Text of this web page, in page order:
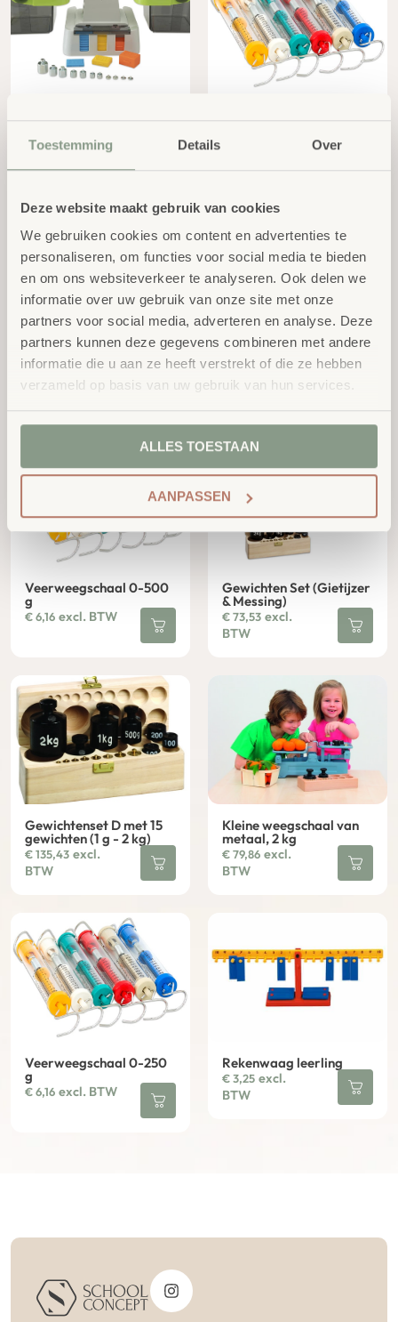
Toestemming Details Over
Deze website maakt gebruik van cookies
We gebruiken cookies om content en advertenties te
personaliseren, om functies voor social media te bieden
en om ons websiteverkeer te analyseren. Ook delen we
informatie over uw gebruik van onze site met onze
partners voor social media, adverteren en analyse. Deze
partners kunnen deze gegevens combineren met andere
informatie die u aan ze heeft verstrekt of die ze hebben
verzameld op basis van uw gebruik van hun services.
ALLES TOESTAAN
AANPASSEN
gewichten (groen)
€37,79 excl.
3000 g
excl. BTW
Veerweegschaal 0 -
2000 g
€ 6,16 excl. BTW
Veerweegschaal 0 -
1000 g
€6,16 excl. BTW
Veerweegschaal 0-500
g
€6,16 excl. BTW
Gewichten Set (Gietijzer
& Messing)
€73,53 excl.
BTW
Gewichtenset D met 15
gewichten (1 g - 2 kg)
€135,43 excl.
BTW
Kleine weegschaal van
metaal, 2 kg
€79,86 excl.
BTW
Veerweegschaal 0-250
g
€6,16 excl. BTW
Rekenwaag leerling
€3,25 excl.
BTW